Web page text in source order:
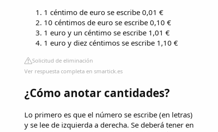
1 céntimo de euro se escribe 0,01 €
10 céntimos de euro se escribe 0,10 €
1 euro y un céntimo se escribe 1,01 €
1 euro y diez céntimos se escribe 1,10 €
Solicitud de eliminación
Ver respuesta completa en smartick.es
¿Cómo anotar cantidades?
Lo primero es que el número se escribe (en letras)
y se lee de izquierda a derecha. Se deberá tener en